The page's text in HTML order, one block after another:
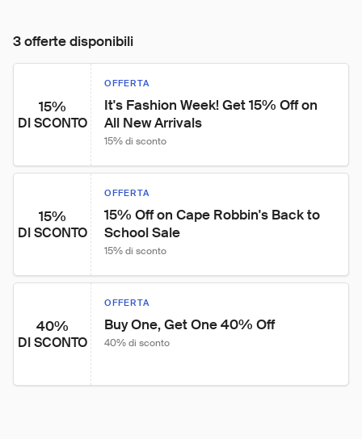
3 offerte disponibili
15%
DI SCONTO
OFFERTA
It's Fashion Week! Get 15% Off on
All New Arrivals
15% di sconto
15%
DI SCONTO
OFFERTA
15% Off on Cape Robbin's Back to
School Sale
15% di sconto
40%
DI SCONTO
OFFERTA
Buy One, Get One 40% Off
40% di sconto